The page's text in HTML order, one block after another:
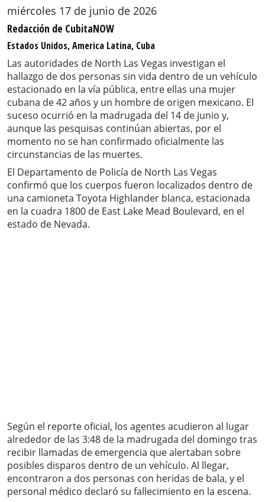
miércoles 17 de junio de 2026
Redacción de CubitaNOW
Estados Unidos, America Latina, Cuba
Las autoridades de North Las Vegas investigan el
hallazgo de dos personas sin vida dentro de un vehículo
estacionado en la vía pública, entre ellas una mujer
cubana de 42 años y un hombre de origen mexicano. El
suceso ocurrió en la madrugada del 14 de junio y,
aunque las pesquisas continúan abiertas, por el
momento no se han confirmado oficialmente las
circunstancias de las muertes.
El Departamento de Policía de North Las Vegas
confirmó que los cuerpos fueron localizados dentro de
una camioneta Toyota Highlander blanca, estacionada
en la cuadra 1800 de East Lake Mead Boulevard, en el
estado de Nevada.
Según el reporte oficial, los agentes acudieron al lugar
alrededor de las 3:48 de la madrugada del domingo tras
recibir llamadas de emergencia que alertaban sobre
posibles disparos dentro de un vehículo. Al llegar,
encontraron a dos personas con heridas de bala, y el
personal médico declaró su fallecimiento en la escena.